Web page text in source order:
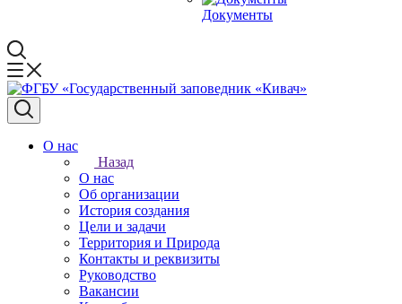
Документы
О нас
Назад
О нас
Об организации
История создания
Цели и задачи
Территория и Природа
Контакты и реквизиты
Руководство
Вакансии